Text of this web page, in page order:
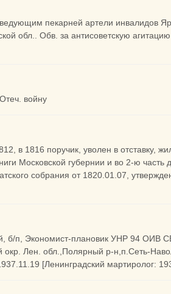
пекарней артели инвалидов
обл.. Обв. за антисоветскую
войну
в 1816 поручик, уволен в отставку,
Московской губернии и во 2-ю часть
собрания от 1820.01.07,
б/п, Экономист-плановик УНР 94 ОИВ
окр. Лен. обл.,Полярный р-н,п.Сеть-
[Ленинградский мартиролог: